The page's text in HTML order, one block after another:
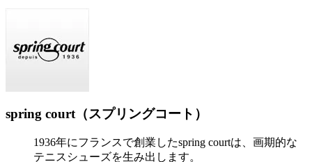
spring court（スプリングコート）
1936年にフランスで創業したspring courtは、画期的な
テニスシューズを生み出します。